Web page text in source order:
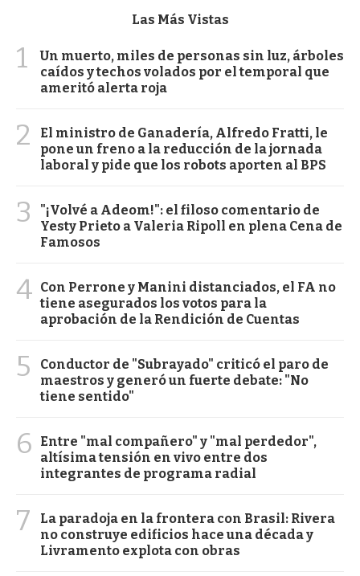
Las Más Vistas
1
Un muerto, miles de personas sin luz, árboles
caídos y techos volados por el temporal que
ameritó alerta roja
2
El ministro de Ganadería, Alfredo Fratti, le
pone un freno a la reducción de la jornada
laboral y pide que los robots aporten al BPS
3
"¡Volvé a Adeom!": el filoso comentario de
Yesty Prieto a Valeria Ripoll en plena Cena de
Famosos
4 Con Perrone y Manini distanciados, el FA no
tiene asegurados los votos para la
aprobación de la Rendición de Cuentas
5
Conductor de "Subrayado" criticó el paro de
maestros y generó un fuerte debate: "No
tiene sentido"
6
Entre "mal compañero" y "mal perdedor",
altísima tensión en vivo entre dos
integrantes de programa radial
7
La paradoja en la frontera con Brasil: Rivera
no construye edificios hace una década y
Livramento explota con obras